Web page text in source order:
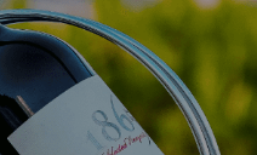
Về